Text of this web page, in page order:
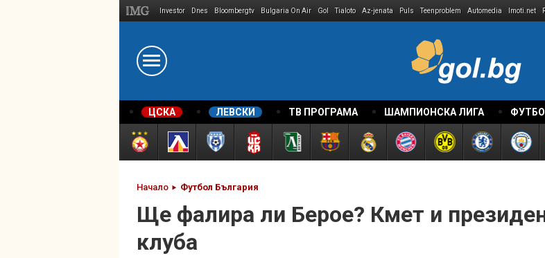
Investor Dnes Bloombergtv Bulgaria On Air Gol Tialoto Az-jenata Puls Teenproblem Automedia Imoti.net
ЦСКА ЛЕВСКИ ТВ ПРОГРАМА ШАМПИОНСКА ЛИГА
Начало Футбол България
Ще фалира ли Берое? Кмет и
клуба